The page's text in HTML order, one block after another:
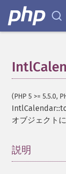
(PHP 5 >= 5.5.0,
オブジェクト
説明